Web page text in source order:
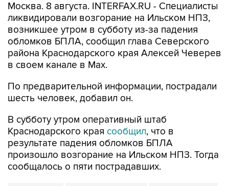
Москва. 8 августа. INTERFAX.RU - Специалисты
ликвидировали возгорание на Ильском НПЗ,
возникшее утром в субботу из-за падения
обломков БПЛА, сообщил глава Северского
района Краснодарского края Алексей Чеверев
в своем канале в Max.
По предварительной информации, пострадали
шесть человек, добавил он.
В субботу утром оперативный штаб
Краснодарского края сообщил, что в
результате падения обломков БПЛА
произошло возгорание на Ильском НПЗ. Тогда
сообщалось о пяти пострадавших.